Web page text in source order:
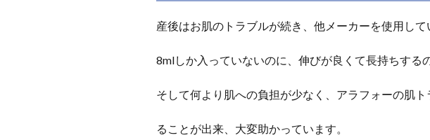
産後はお肌のトラブルが続き、他メーカーを使用して
8mlしか入っていないのに、伸びが良くて長持ちする
そして何より肌への負担が少なく、アラフォーの肌
ることが出来、大変助かっています。